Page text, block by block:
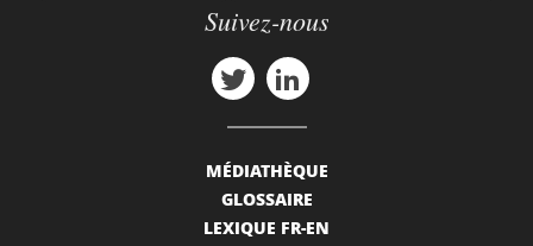
Suivez-nous
MÉDIATHÈQUE
GLOSSAIRE
LEXIQUE FR-EN